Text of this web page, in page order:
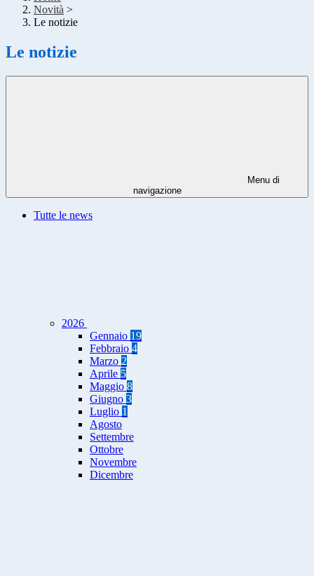
Novità >
Le notizie
Le notizie
Menu di
navigazione
Tutte le news
2026
Gennaio 19
Febbraio 4
Marzo 2
Aprile 5
Maggio 8
Giugno 3
Luglio 1
Agosto
Settembre
Ottobre
Novembre
Dicembre